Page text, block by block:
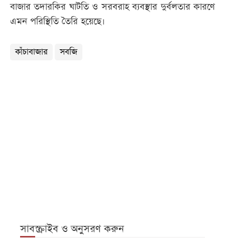
বাজার তদারকির ঘাটতি ও সরবরাহ ব্যবস্থার দুর্বলতার কারণে
এমন পরিস্থিতি তৈরি হয়েছে।
কাঁচাবাজার সবজি
সাবস্ক্রাইব ও অনুসরণ করুন